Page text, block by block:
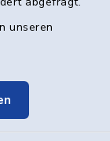
unseren